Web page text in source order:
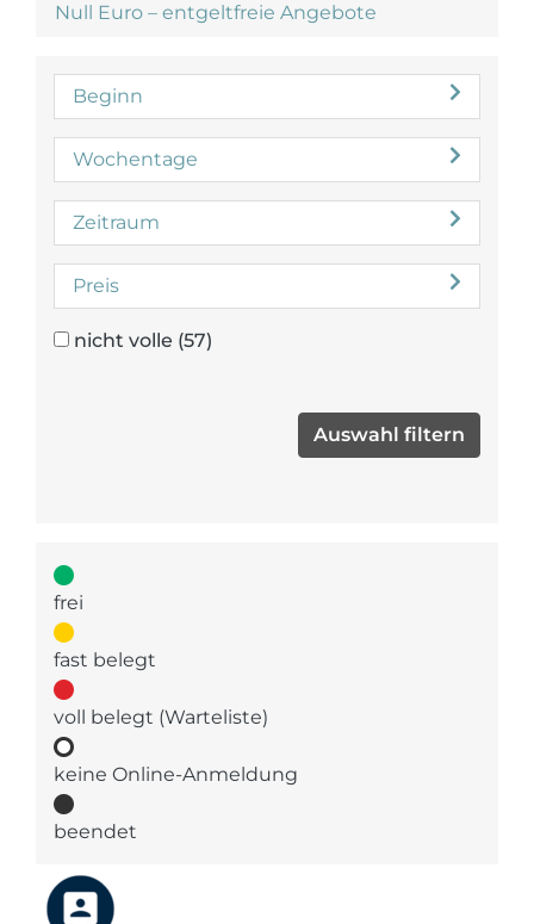
Null Euro – entgeltfreie Angebote
Beginn
Wochentage
Zeitraum
Preis
nicht volle (57)
frei
fast belegt
voll belegt (Warteliste)
keine Online-Anmeldung
beendet